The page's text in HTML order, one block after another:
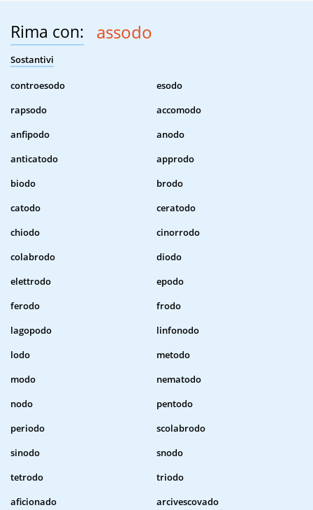
Rima con: assodo
Sostantivi
controesodo
esodo
rapsodo
accomodo
anfipodo
anodo
anticatodo
approdo
biodo
brodo
catodo
ceratodo
chiodo
cinorrodo
colabrodo
diodo
elettrodo
epodo
ferodo
frodo
lagopodo
linfonodo
lodo
metodo
modo
nematodo
nodo
pentodo
periodo
scolabrodo
sinodo
snodo
tetrodo
triodo
aficionado
arcivescovado